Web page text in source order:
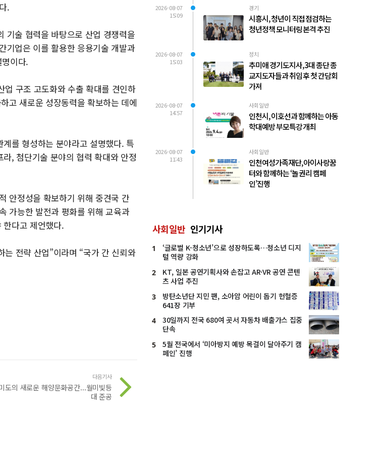
.
기술 협력을 바탕으로 산업 경쟁력을
기업은 이를 활용한 응용기술 개발과
이다.
업 구조 고도화와 수출 확대를 견인하
고 새로운 성장동력을 확보하는 데에
를 형성하는 분야라고 설명했다. 특
, 첨단기술 분야의 협력 확대와 안정
안정성을 확보하기 위해 중견국 간
가능한 발전과 평화를 위해 교육과
한다고 제언했다.
전략 산업”이라며 “국가 간 신뢰와
다음기사
도의 새로운 해양문화공간...월미빛등
대 준공
2026-08-07
15:09
경기
시흥시, 청년이 직접 점검하는
청년정책 모니터링 본격 추진
2026-08-07
15:03
정치
추미애 경기도지사, 3대 종단 종
교지도자들과 취임 후 첫 간담회
가져
2026-08-07
14:57
사회일반
인천시, 이호선과 함께하는 아동
학대예방 부모특강 개최
2026-08-07
11:43
사회일반
인천여성가족재단, 아이사랑꿈
터와 함께하는 ‘놀 권리 캠페
인’진행
사회일반 인기기사
1
‘글로벌 K-청소년’으로 성장하도록…청소년 디지
털 역량 강화
2
KT, 일본 공연기획사와 손잡고 AR·VR 공연 콘텐
츠 사업 추진
3
방탄소년단 지민 팬, 소아암 어린이 돕기 헌혈증
641장 기부
4
30일까지 전국 680여 곳서 자동차 배출가스 집중
단속
5
5월 전국에서 ‘미아방지 예방 목걸이 달아주기 캠
페인’ 진행